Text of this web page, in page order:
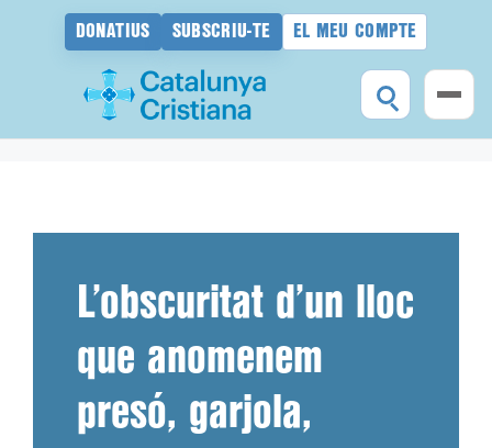
DONATIUS SUBSCRIU-TE EL MEU COMPTE
L’obscuritat d’un lloc
que anomenem
presó, garjola,